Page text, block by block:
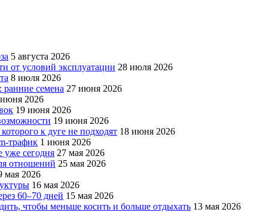
5 августа 2026
от условий эксплуатации 28 июля 2026
8 июля 2026
ранние семена 27 июня 2026
2026
19 июня 2026
19 июня 2026
к дуге не подходят 18 июня 2026
трафик 1 июня 2026
уже сегодня 27 мая 2026
отношений 25 мая 2026
мая 2026
16 мая 2026
60–70 дней 15 мая 2026
чтобы меньше косить и больше отдыхать 13 мая 2026